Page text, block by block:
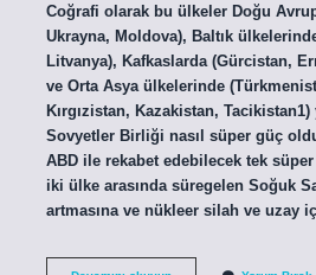
Coğrafi olarak bu ülkeler Doğu
Ukrayna, Moldova), Baltık
Litvanya), Kafkaslarda (Gürcistan,
ve Orta Asya ülkelerinde
Kırgızistan, Kazakistan, Tacikistan1)
Sovyetler Birliği nasıl süper güç
ABD ile rekabet edebilecek tek
iki ülke arasında süregelen Soğuk
artmasına ve nükleer silah ve uzay